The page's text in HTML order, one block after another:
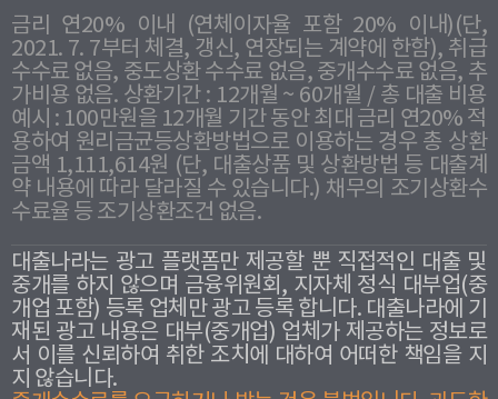
금리 연20% 이내 (연체이자율 포함 20% 이내)(단,
2021. 7. 7부터 체결, 갱신, 연장되는 계약에 한함), 취급
수수료 없음, 중도상환 수수료 없음, 중개수수료 없음, 추
가비용 없음. 상환기간 : 12개월 ~ 60개월 / 총 대출 비용
예시 : 100만원을 12개월 기간 동안 최대 금리 연20% 적
용하여 원리금균등상환방법으로 이용하는 경우 총 상환
금액 1,111,614원 (단, 대출상품 및 상환방법 등 대출계
약 내용에 따라 달라질 수 있습니다.) 채무의 조기상환수
수료율 등 조기상환조건 없음.
대출나라는 광고 플랫폼만 제공할 뿐 직접적인 대출 및
중개를 하지 않으며 금융위원회, 지자체 정식 대부업(중
개업 포함) 등록 업체만 광고 등록 합니다. 대출나라에 기
재된 광고 내용은 대부(중개업) 업체가 제공하는 정보로
서 이를 신뢰하여 취한 조치에 대하여 어떠한 책임을 지
지 않습니다.